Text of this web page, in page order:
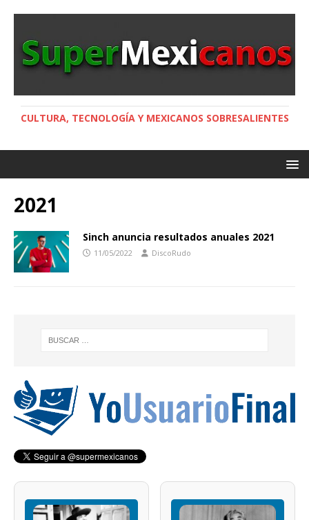
CULTURA, TECNOLOGÍA Y MEXICANOS SOBRESALIENTES
2021
Sinch anuncia resultados anuales 2021
11/05/2022 DiscoRudo